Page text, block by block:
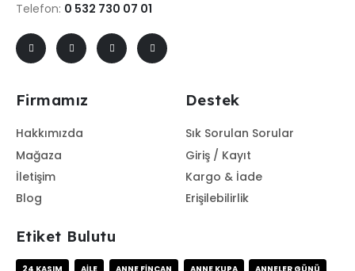
Telefon: 0 532 730 07 01
Firmamız
Hakkımızda
Mağaza
İletişim
Blog
Destek
Sık Sorulan Sorular
Giriş / Kayıt
Kargo & İade
Erişilebilirlik
Etiket Bulutu